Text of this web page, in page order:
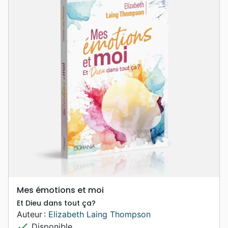
Mes émotions et moi
Et Dieu dans tout ça?
Auteur : Elizabeth Laing Thompson